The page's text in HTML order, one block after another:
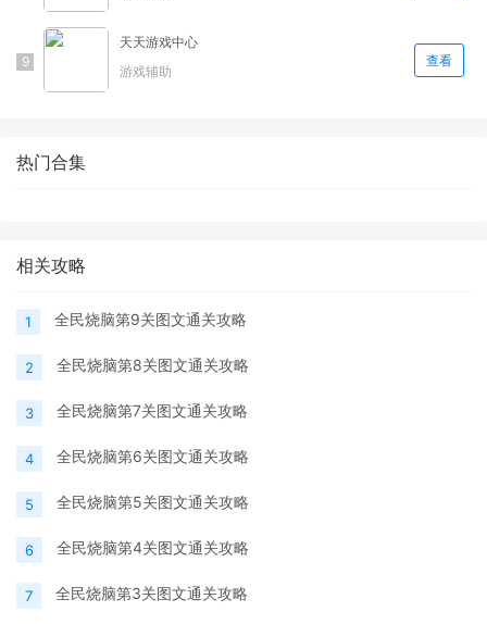
天天游戏中心
游戏辅助
查看
热门合集
相关攻略
1 全民烧脑第9关图文通关攻略
2 全民烧脑第8关图文通关攻略
3 全民烧脑第7关图文通关攻略
4 全民烧脑第6关图文通关攻略
5 全民烧脑第5关图文通关攻略
6 全民烧脑第4关图文通关攻略
7 全民烧脑第3关图文通关攻略